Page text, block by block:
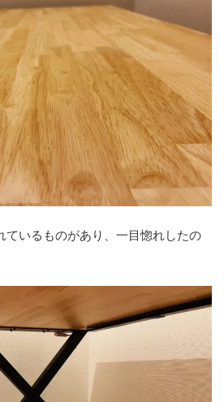
ているものがあり、一目惚れしたの